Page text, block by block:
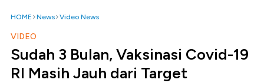
HOME News Video News
VIDEO
Sudah 3 Bulan, Vaksinasi Covid-19
RI Masih Jauh dari Target